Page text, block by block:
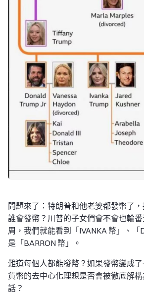
問題來了：特朗普和他老婆都發幣了
誰會發幣？川普的子女們會不會也輪
周，我們就能看到「IVANKA 幣」、「
是「BARRON 幣」。
難道每個人都能發幣？如果發幣變成
貨幣的去中心化理想是否會被徹底解構
話？